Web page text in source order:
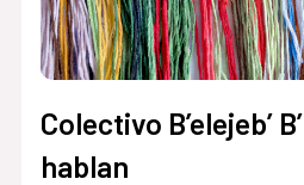
Colectivo B’elejeb’
hablan